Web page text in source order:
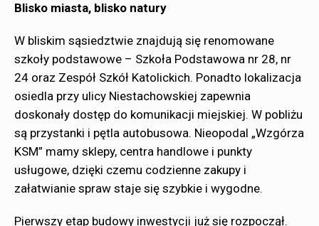
Blisko miasta, blisko natury
W bliskim sąsiedztwie znajdują się renomowane
szkoły podstawowe – Szkoła Podstawowa nr 28, nr
24 oraz Zespół Szkół Katolickich. Ponadto lokalizacja
osiedla przy ulicy Niestachowskiej zapewnia
doskonały dostęp do komunikacji miejskiej. W pobliżu
są przystanki i pętla autobusowa. Nieopodal „Wzgórza
KSM” mamy sklepy, centra handlowe i punkty
usługowe, dzięki czemu codzienne zakupy i
załatwianie spraw staje się szybkie i wygodne.
Pierwszy etap budowy inwestycji już się rozpoczął.